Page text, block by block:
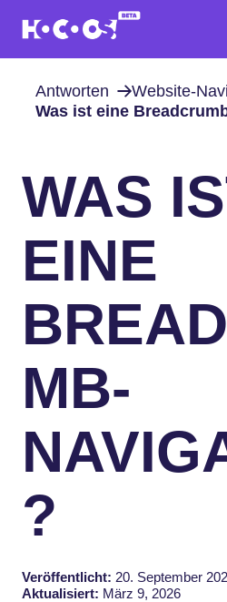
Antworten
Website-
Was ist eine
WAS
EINE
MB-
?
Veröffentlicht: 20. September
Aktualisiert: März 9, 2026